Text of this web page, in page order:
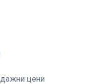
цени